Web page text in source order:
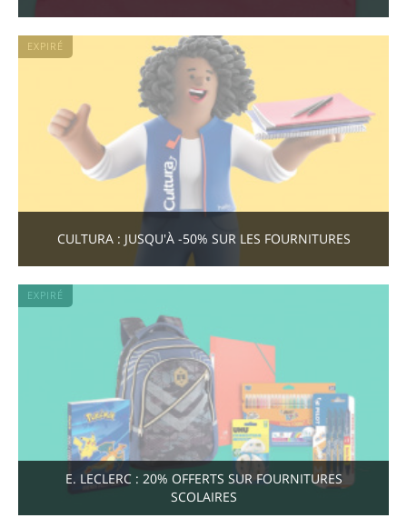
EXPIRÉ
CULTURA : JUSQU'À -50% SUR LES FOURNITURES
EXPIRÉ
E. LECLERC : 20% OFFERTS SUR FOURNITURES
SCOLAIRES